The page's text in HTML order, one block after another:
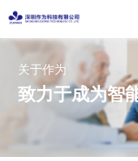
关于作为
致力于成为智